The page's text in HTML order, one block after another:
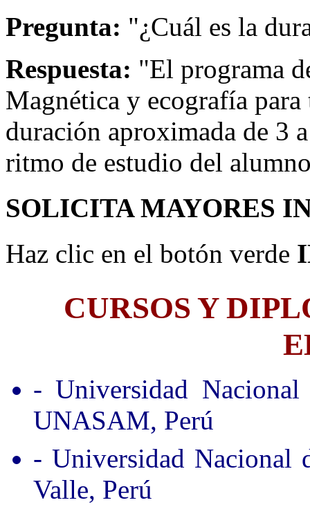
Pregunta: "¿Cuál es la
Respuesta: "El programa
Magnética y ecografía
duración aproximada de 3
ritmo de estudio del
SOLICITA MAYORES
Haz clic en el botón verde
CURSOS Y
- Universidad
UNASAM, Perú
- Universidad Nacional
Valle, Perú